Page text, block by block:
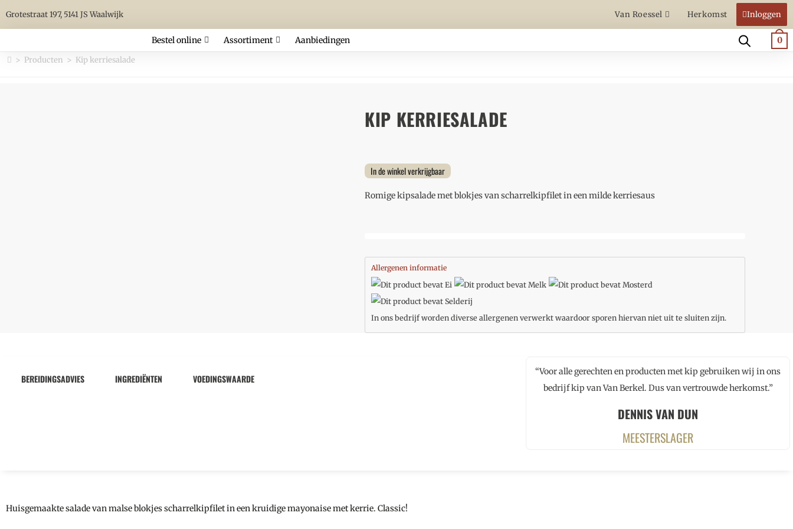
Grotestraat 197, 5141 JS Waalwijk Van Roessel Herkomst Inloggen
Bestel online Assortiment Aanbiedingen 0
> Producten > Kip kerriesalade
KIP KERRIESALADE
In de winkel verkrijgbaar
Romige kipsalade met blokjes van scharrelkipfilet in een milde kerriesaus
Allergenen informatie
In ons bedrijf worden diverse allergenen verwerkt waardoor sporen hiervan niet uit te sluiten zijn.
BEREIDINGSADVIES INGREDIËNTEN VOEDINGSWAARDE
“Voor alle gerechten en producten met kip gebruiken wij in ons
bedrijf kip van Van Berkel. Dus van vertrouwde herkomst.”
DENNIS VAN DUN
MEESTERSLAGER
Huisgemaakte salade van malse blokjes scharrelkipfilet in een kruidige mayonaise met kerrie. Classic!